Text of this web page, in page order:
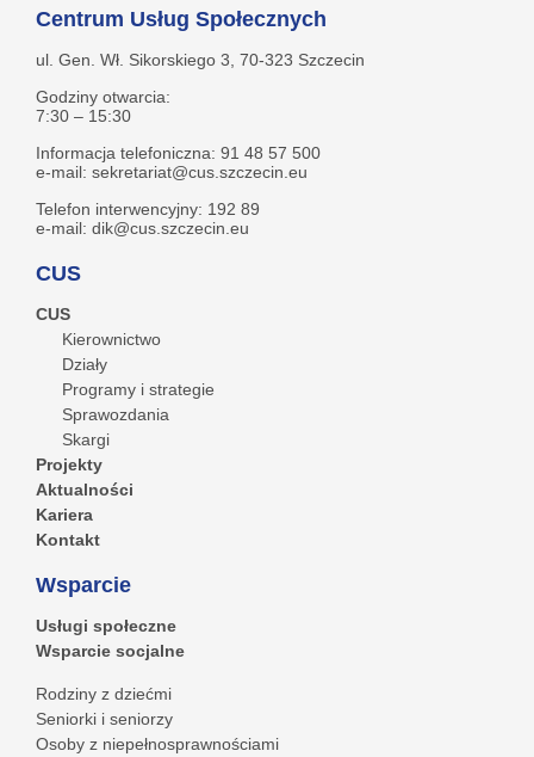
Centrum Usług Społecznych
ul. Gen. Wł. Sikorskiego 3, 70-323 Szczecin
Godziny otwarcia:
7:30 – 15:30
Informacja telefoniczna: 91 48 57 500
e-mail: sekretariat@cus.szczecin.eu
Telefon interwencyjny: 192 89
e-mail: dik@cus.szczecin.eu
CUS
CUS
Kierownictwo
Działy
Programy i strategie
Sprawozdania
Skargi
Projekty
Aktualności
Kariera
Kontakt
Wsparcie
Usługi społeczne
Wsparcie socjalne
Rodziny z dziećmi
Seniorki i seniorzy
Osoby z niepełnosprawnościami